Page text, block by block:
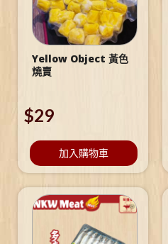
Yellow Object 黃色
燒賣
$29
加入購物車